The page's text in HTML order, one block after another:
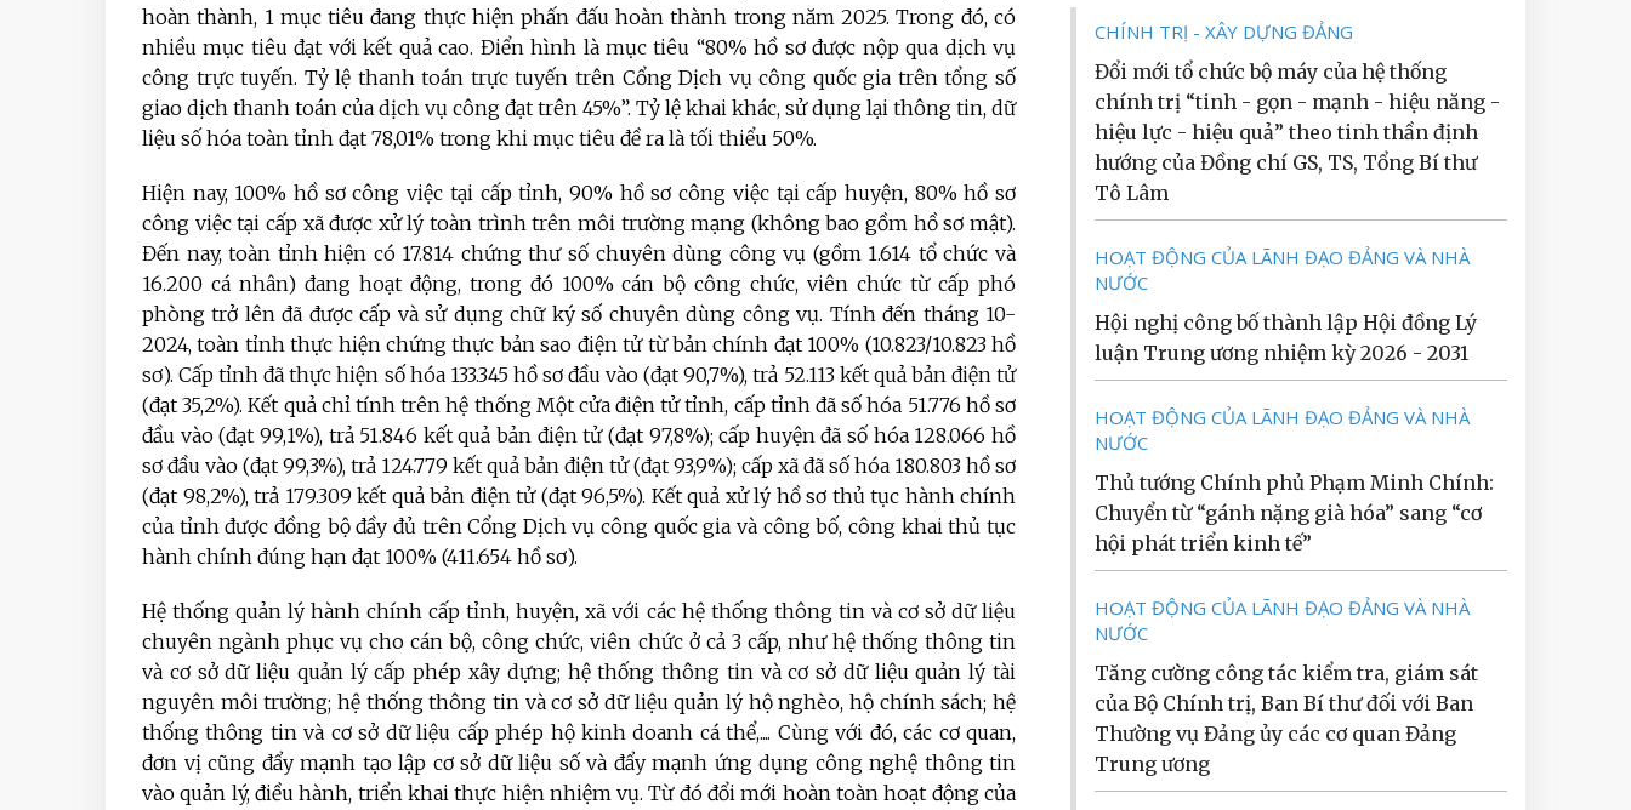
hoàn thành, 1 mục tiêu đang thực hiện phấn đấu hoàn thành trong năm 2025. Trong đó, có
nhiều mục tiêu đạt với kết quả cao. Điển hình là mục tiêu “80% hồ sơ được nộp qua dịch vụ
công trực tuyến. Tỷ lệ thanh toán trực tuyến trên Cổng Dịch vụ công quốc gia trên tổng số
giao dịch thanh toán của dịch vụ công đạt trên 45%”. Tỷ lệ khai khác, sử dụng lại thông tin, dữ
liệu số hóa toàn tỉnh đạt 78,01% trong khi mục tiêu đề ra là tối thiểu 50%.
Hiện nay, 100% hồ sơ công việc tại cấp tỉnh, 90% hồ sơ công việc tại cấp huyện, 80% hồ sơ
công việc tại cấp xã được xử lý toàn trình trên môi trường mạng (không bao gồm hồ sơ mật).
Đến nay, toàn tỉnh hiện có 17.814 chứng thư số chuyên dùng công vụ (gồm 1.614 tổ chức và
16.200 cá nhân) đang hoạt động, trong đó 100% cán bộ công chức, viên chức từ cấp phó
phòng trở lên đã được cấp và sử dụng chữ ký số chuyên dùng công vụ. Tính đến tháng 10-
2024, toàn tỉnh thực hiện chứng thực bản sao điện tử từ bản chính đạt 100% (10.823/10.823 hồ
sơ). Cấp tỉnh đã thực hiện số hóa 133.345 hồ sơ đầu vào (đạt 90,7%), trả 52.113 kết quả bản điện tử
(đạt 35,2%). Kết quả chỉ tính trên hệ thống Một cửa điện tử tỉnh, cấp tỉnh đã số hóa 51.776 hồ sơ
đầu vào (đạt 99,1%), trả 51.846 kết quả bản điện tử (đạt 97,8%); cấp huyện đã số hóa 128.066 hồ
sơ đầu vào (đạt 99,3%), trả 124.779 kết quả bản điện tử (đạt 93,9%); cấp xã đã số hóa 180.803 hồ sơ
(đạt 98,2%), trả 179.309 kết quả bản điện tử (đạt 96,5%). Kết quả xử lý hồ sơ thủ tục hành chính
của tỉnh được đồng bộ đầy đủ trên Cổng Dịch vụ công quốc gia và công bố, công khai thủ tục
hành chính đúng hạn đạt 100% (411.654 hồ sơ).
Hệ thống quản lý hành chính cấp tỉnh, huyện, xã với các hệ thống thông tin và cơ sở dữ liệu
chuyên ngành phục vụ cho cán bộ, công chức, viên chức ở cả 3 cấp, như hệ thống thông tin
và cơ sở dữ liệu quản lý cấp phép xây dựng; hệ thống thông tin và cơ sở dữ liệu quản lý tài
nguyên môi trường; hệ thống thông tin và cơ sở dữ liệu quản lý hộ nghèo, hộ chính sách; hệ
thống thông tin và cơ sở dữ liệu cấp phép hộ kinh doanh cá thể,.... Cùng với đó, các cơ quan,
đơn vị cũng đẩy mạnh tạo lập cơ sở dữ liệu số và đẩy mạnh ứng dụng công nghệ thông tin
vào quản lý, điều hành, triển khai thực hiện nhiệm vụ. Từ đó đổi mới hoàn toàn hoạt động của
CHÍNH TRỊ - XÂY DỰNG ĐẢNG
Đổi mới tổ chức bộ máy của hệ thống
chính trị “tinh - gọn - mạnh - hiệu năng -
hiệu lực - hiệu quả” theo tinh thần định
hướng của Đồng chí GS, TS, Tổng Bí thư
Tô Lâm
HOẠT ĐỘNG CỦA LÃNH ĐẠO ĐẢNG VÀ NHÀ
NƯỚC
Hội nghị công bố thành lập Hội đồng Lý
luận Trung ương nhiệm kỳ 2026 - 2031
HOẠT ĐỘNG CỦA LÃNH ĐẠO ĐẢNG VÀ NHÀ
NƯỚC
Thủ tướng Chính phủ Phạm Minh Chính:
Chuyển từ “gánh nặng già hóa” sang “cơ
hội phát triển kinh tế”
HOẠT ĐỘNG CỦA LÃNH ĐẠO ĐẢNG VÀ NHÀ
NƯỚC
Tăng cường công tác kiểm tra, giám sát
của Bộ Chính trị, Ban Bí thư đối với Ban
Thường vụ Đảng ủy các cơ quan Đảng
Trung ương